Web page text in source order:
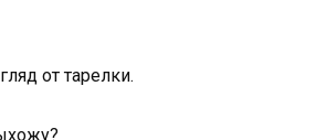
от тарелки.